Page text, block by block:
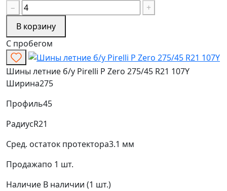
−
+
В корзину
С пробегом
Шины летние б/у Pirelli P Zero 275/45 R21 107Y
Ширина275
Профиль45
РадиусR21
Сред. остаток протектора3.1 мм
Продажапо 1 шт.
Наличие В наличии (1 шт.)